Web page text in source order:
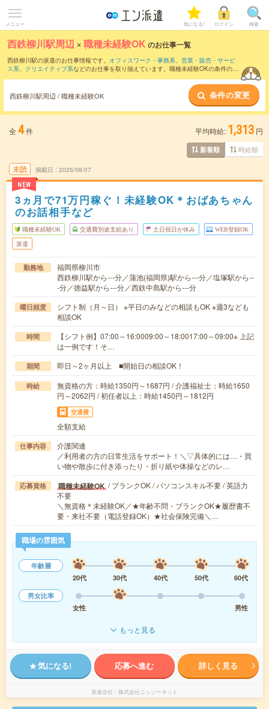
メニュー 気になる! ログイン 検索
西鉄柳川駅周辺 ×職種未経験OK のお仕事一覧
西鉄柳川駅の派遣のお仕事情報です。 オフィスワーク・事務系、 営業・販売・サービ
ス系、 クリエイティブ系などのお仕事を取り揃えています。職種未経験OKの条件の他
西鉄柳川駅周辺 / 職種未経験OK 条件の変更
全 4件 平均時給: 1,313 円
新着順 時給順
未読
NEW
掲載日 2026/08/07
3ヵ月で71万円稼ぐ！未経験OK＊おばあちゃん
のお話相手など
職種未経験OK 交通費別途支給あり 土日祝日が休み WEB登録OK
派遣
勤務地
福岡県柳川市
西鉄柳川駅から---分／蒲池(福岡県)駅から---分／塩塚駅から--
-分／徳益駅から---分／西鉄中島駅から---分
曜日頻度
シフト制（月～日） ※平日のみなどの相談もOK ※週3なども
相談OK
時間
【シフト例】07:00～16:0009:00～18:0017:00～09:00※ 上記
は一例です！そ…
期間 即日～2ヶ月以上 ■開始日の相談OK！
時給
無資格の方：時給1350円～1687円 / 介護福祉士：時給1650
円～2062円 / 初任者以上：時給1450円～1812円
交通費
全額支給
仕事内容
介護関連
／利用者の方の日常生活をサポート！＼▽具体的には…・買
い物や散歩に付き添ったり・折り紙や体操などのレ…
応募資格 職種未経験OK / ブランクOK / パソコンスキル不要 / 英語力
不要
＼無資格＊未経験OK／★年齢不問・ブランクOK★履歴書不
要・来社不要（電話登録OK）★社会保険完備＼…
職場の雰囲気
年齢層
20代
30代 40代 50代
60代
男女比率
女性
男性
もっと見る
気になる! 応募へ進む 詳しく見る
派遣会社 株式会社ニッソーネット